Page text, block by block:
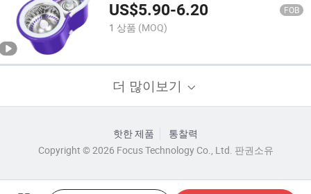
US$5.90-6.20 FOB
1 상품 (MOQ)
더 많이보기
핫한 제품
통찰력
Copyright © 2026 Focus Technology Co., Ltd. 판권소유